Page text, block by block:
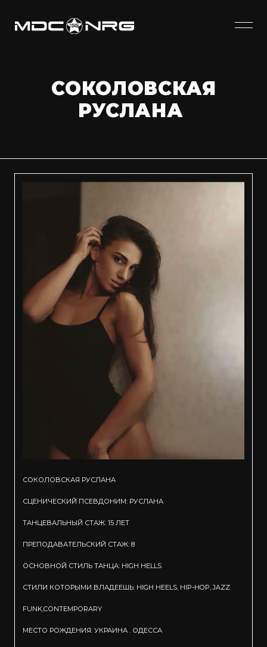
СОКОЛОВСКАЯ
РУСЛАНА
СОКОЛОВСКАЯ РУСЛАНА
СЦЕНИЧЕСКИЙ ПСЕВДОНИМ: РУСЛАНА
ТАНЦЕВАЛЬНЫЙ СТАЖ: 15 ЛЕТ
ПРЕПОДАВАТЕЛЬСКИЙ СТАЖ: 8
ОСНОВНОЙ СТИЛЬ ТАНЦА: HIGH HELLS
СТИЛИ КОТОРЫМИ ВЛАДЕЕШЬ: HIGH HEELS, HIP-HOP, JAZZ
FUNK,CONTEMPORARY
МЕСТО РОЖДЕНИЯ: УКРАИНА . ОДЕССА